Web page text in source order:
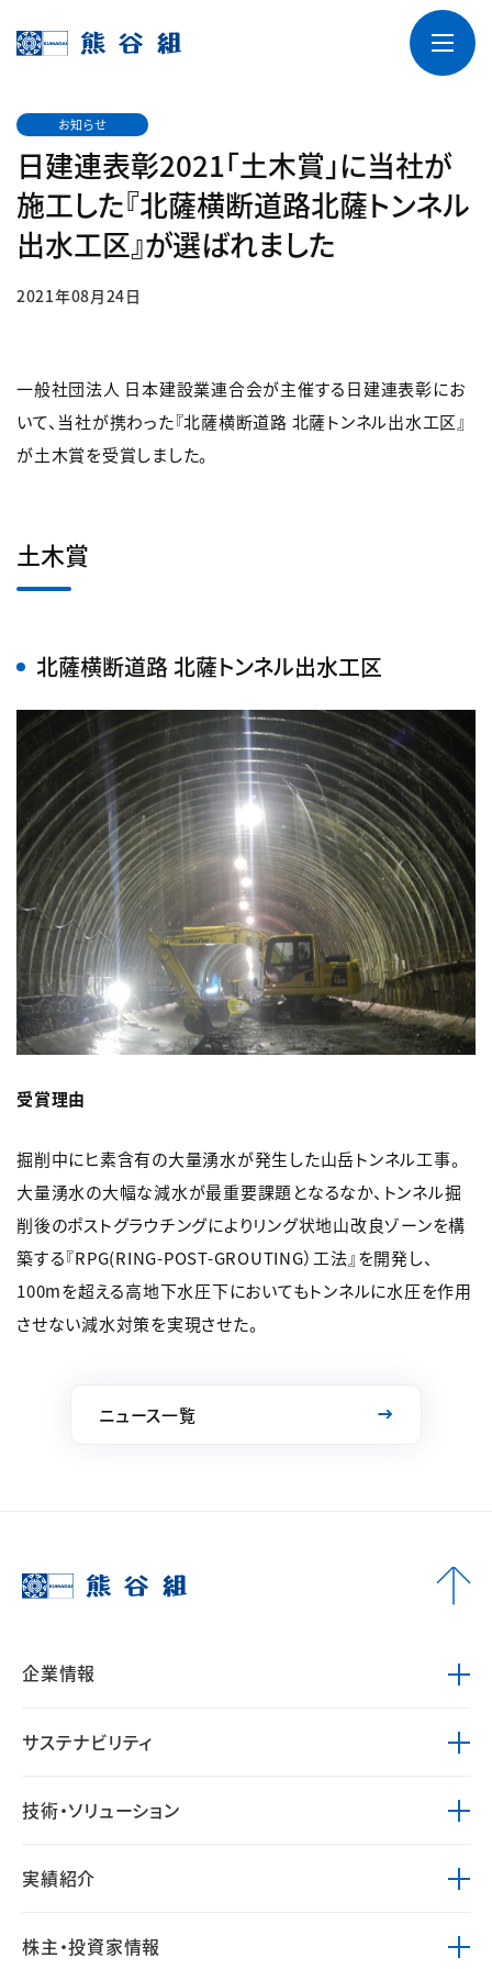
お知らせ
日建連表彰2021「土木賞」に当社が
施工した『北薩横断道路北薩トンネル
出水工区』が選ばれました
2021年08月24日
一般社団法人 日本建設業連合会が主催する日建連表彰にお
いて、当社が携わった『北薩横断道路 北薩トンネル出水工区』
が土木賞を受賞しました。
土木賞
北薩横断道路 北薩トンネル出水工区
受賞理由
掘削中にヒ素含有の大量湧水が発生した山岳トンネル工事。
大量湧水の大幅な減水が最重要課題となるなか、トンネル掘
削後のポストグラウチングによりリング状地山改良ゾーンを構
築する『RPG(RING-POST-GROUTING）工法』を開発し、
100mを超える高地下水圧下においてもトンネルに水圧を作用
させない減水対策を実現させた。
ニュース一覧
企業情報
サステナビリティ
技術・ソリューション
実績紹介
株主・投資家情報